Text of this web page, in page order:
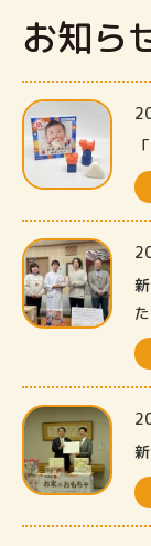
お知ら
た